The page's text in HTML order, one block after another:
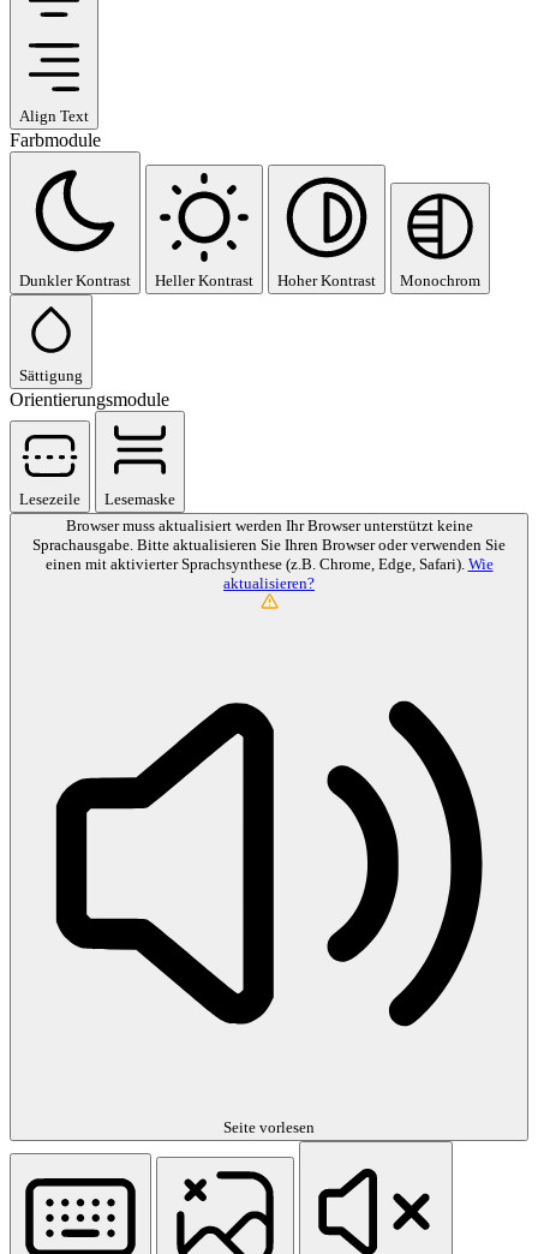
Align Text
Farbmodule
Dunkler Kontrast Heller Kontrast Hoher Kontrast Monochrom
Sättigung
Orientierungsmodule
Lesezeile
Lesemaske
Browser muss aktualisiert werden Ihr Browser unterstützt keine
Sprachausgabe. Bitte aktualisieren Sie Ihren Browser oder verwenden Sie
einen mit aktivierter Sprachsynthese (z.B. Chrome, Edge, Safari). Wie
aktualisieren?
Seite vorlesen